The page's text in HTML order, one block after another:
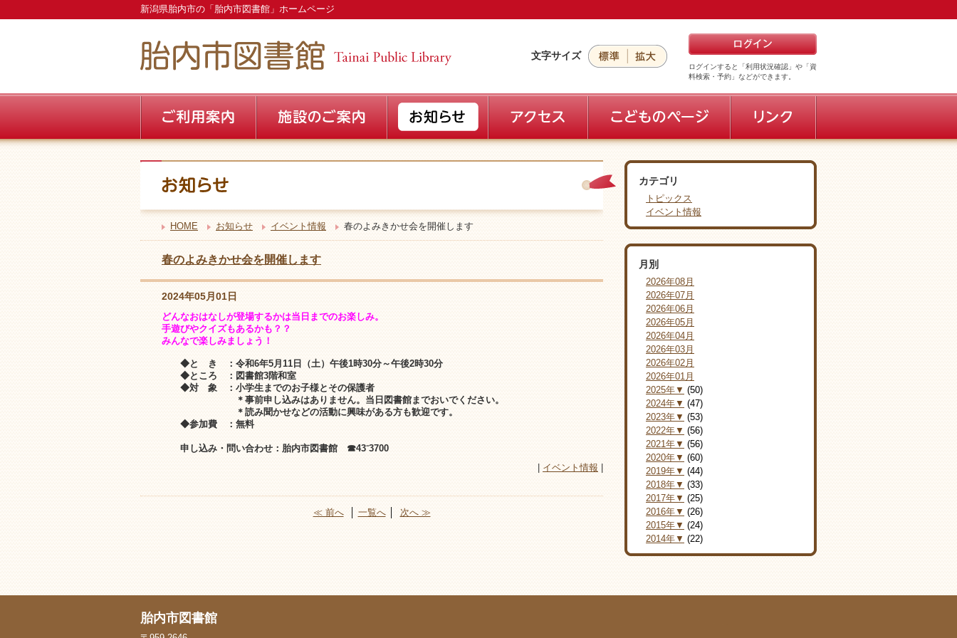
新潟県胎内市の「胎内市図書館」ホームページ
文字サイズ
ログインすると「利用状況確認」や「資
料検索・予約」などができます。
HOME お知らせ イベント情報 春のよみきかせ会を開催します
春のよみきかせ会を開催します
2024年05月01日
どんなおはなしが登場するかは当日までのお楽しみ。
手遊びやクイズもあるかも？？
みんなで楽しみましょう！
◆と き ：令和6年5月11日（土）午後1時30分～午後2時30分
◆ところ ：図書館3階和室
◆対 象 ：小学生までのお子様とその保護者
＊事前申し込みはありません。当日図書館までおいでください。
＊読み聞かせなどの活動に興味がある方も歓迎です。
◆参加費 ：無料
申し込み・問い合わせ：胎内市図書館 ☎43⁻3700
イベント情報
≪ 前へ│ 一覧へ│ 次へ ≫
カテゴリ
トピックス
イベント情報
月別
2026年08月
2026年07月
2026年06月
2026年05月
2026年04月
2026年03月
2026年02月
2026年01月
2025年▼ (50)
2024年▼ (47)
2023年▼ (53)
2022年▼ (56)
2021年▼ (56)
2020年▼ (60)
2019年▼ (44)
2018年▼ (33)
2017年▼ (25)
2016年▼ (26)
2015年▼ (24)
2014年▼ (22)
胎内市図書館